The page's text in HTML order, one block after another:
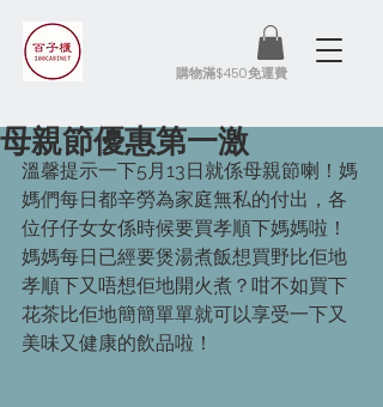
​購物滿$450免運費
母親節優惠第一激
溫馨提示一下5月13日就係母親節喇！媽
媽們每日都辛勞為家庭無私的付出，各
位仔仔女女係時候要買孝順下媽媽啦！
媽媽每日已經要煲湯煮飯想買野比佢地
孝順下又唔想佢地開火煮？咁不如買下
花茶比佢地簡簡單單就可以享受一下又
美味又健康的飲品啦！